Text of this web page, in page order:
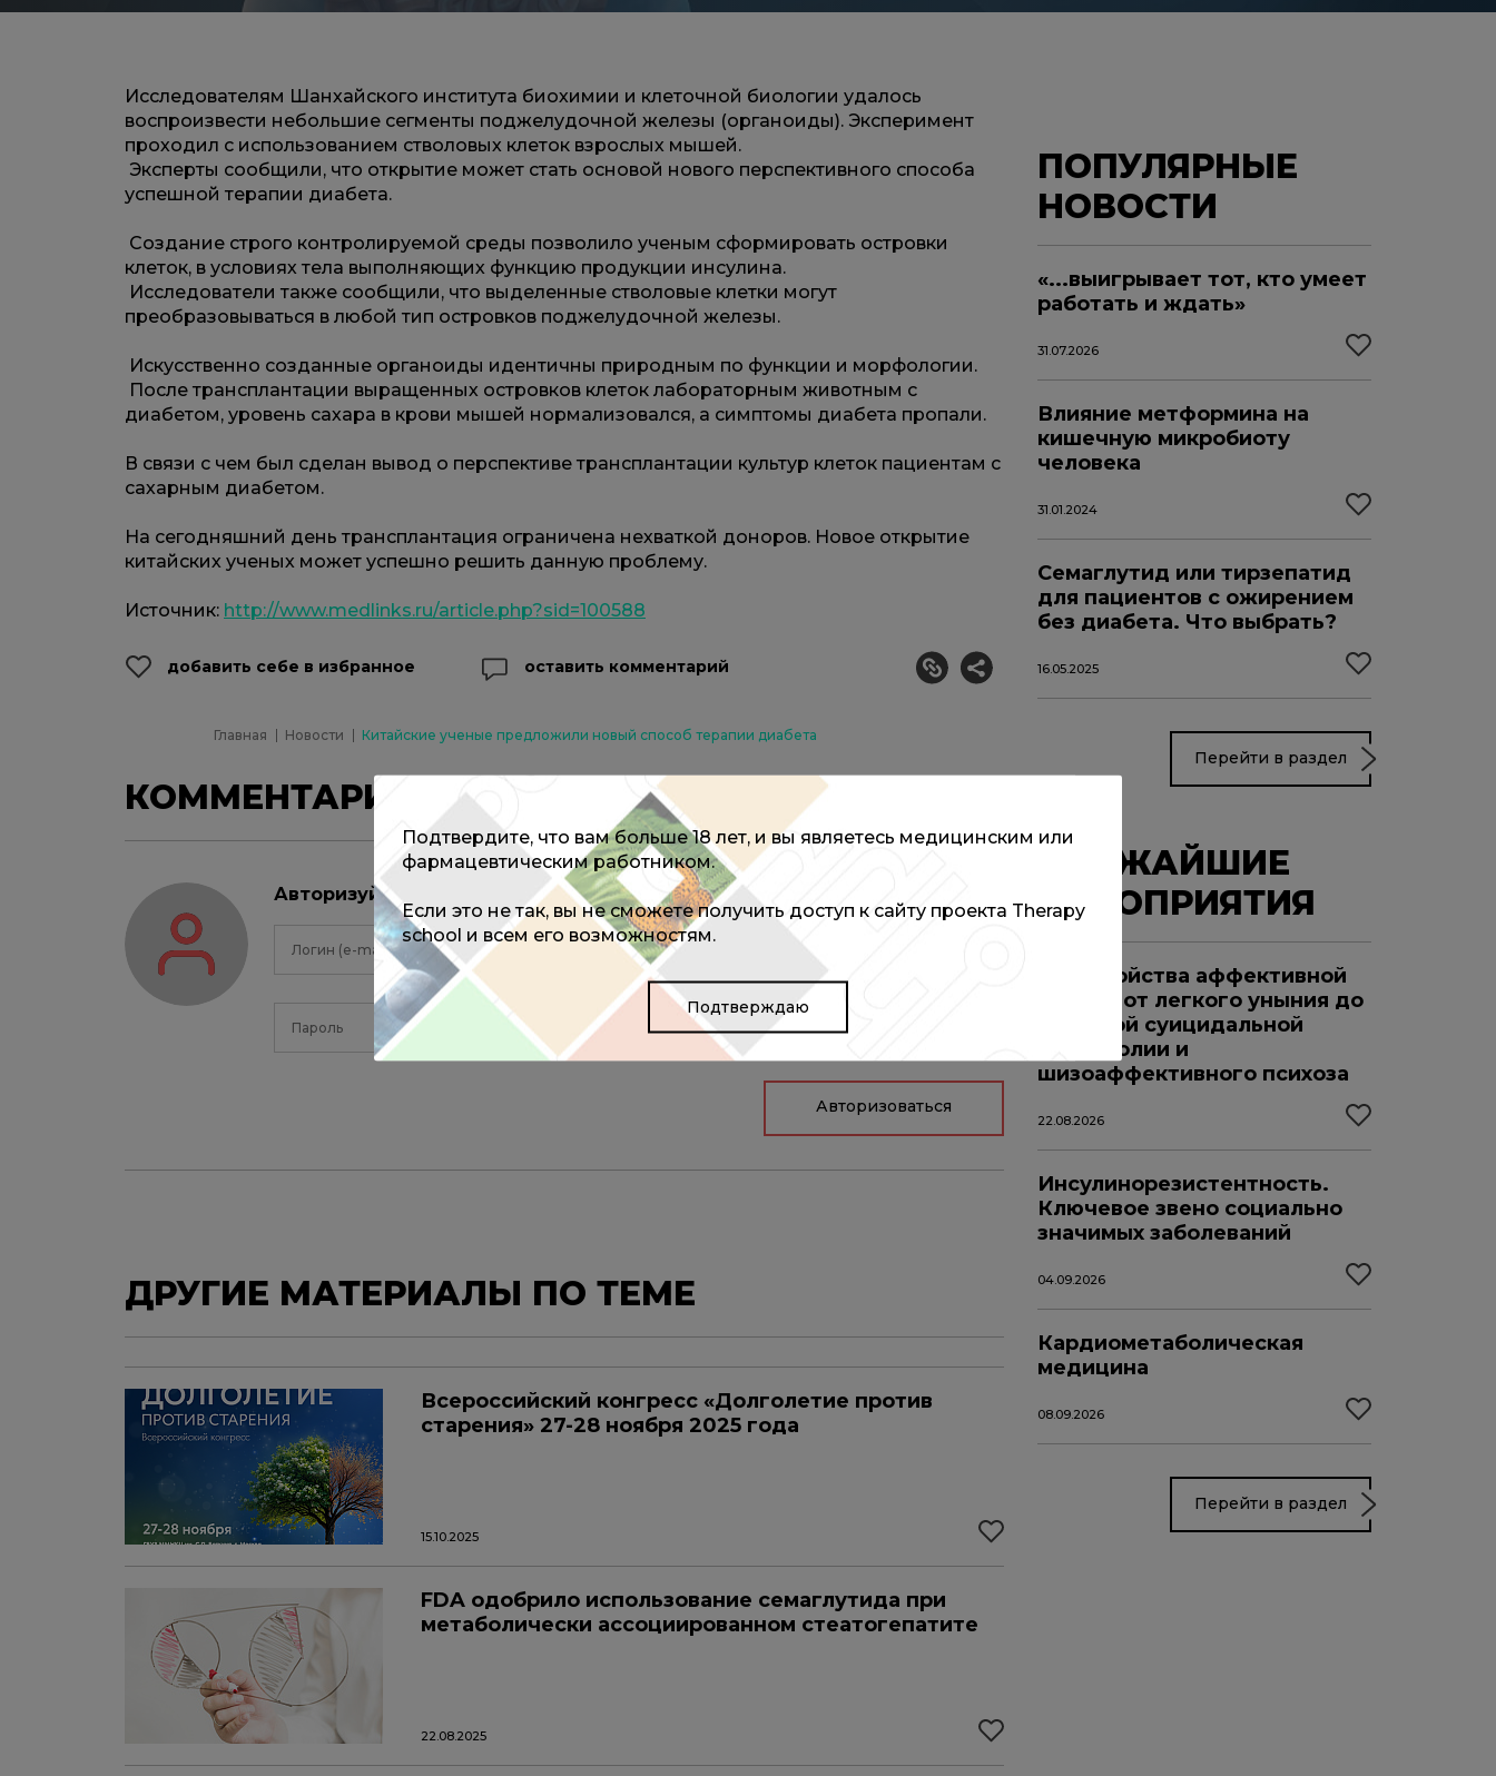
Исследователям Шанхайского института биохимии и клеточной биологии удалось
воспроизвести небольшие сегменты поджелудочной железы (органоиды). Эксперимент
проходил с использованием стволовых клеток взрослых мышей.
Эксперты сообщили, что открытие может стать основой нового перспективного способа
успешной терапии диабета.
Создание строго контролируемой среды позволило ученым сформировать островки
клеток, в условиях тела выполняющих функцию продукции инсулина.
Исследователи также сообщили, что выделенные стволовые клетки могут
преобразовываться в любой тип островков поджелудочной железы.
Искусственно созданные органоиды идентичны природным по функции и морфологии.
После трансплантации выращенных островков клеток лабораторным животным с
диабетом, уровень сахара в крови мышей нормализовался, а симптомы диабета пропали.
В связи с чем был сделан вывод о перспективе трансплантации культур клеток пациентам с
сахарным диабетом.
На сегодняшний день трансплантация ограничена нехваткой доноров. Новое открытие
китайских ученых может успешно решить данную проблему.
Источник: http://www.medlinks.ru/article.php?sid=100588
добавить себе в избранное оставить комментарий
Главная Новости Китайские ученые предложили новый способ терапии диабета
КОММЕНТАРИИ
Авторизуйтесь, чтобы оставить комментарий
Авторизоваться
ДРУГИЕ МАТЕРИАЛЫ ПО ТЕМЕ
Всероссийский конгресс «Долголетие против
старения» 27-28 ноября 2025 года
15.10.2025
FDA одобрило использование семаглутида при
метаболически ассоциированном стеатогепатите
22.08.2025
ПОПУЛЯРНЫЕ
НОВОСТИ
«...выигрывает тот, кто умеет
работать и ждать»
31.07.2026
Влияние метформина на
кишечную микробиоту
человека
31.01.2024
Семаглутид или тирзепатид
для пациентов с ожирением
без диабета. Что выбрать?
16.05.2025
Перейти в раздел
БЛИЖАЙШИЕ
МЕРОПРИЯТИЯ
Расстройства аффективной
сферы: от легкого уныния до
глубокой суицидальной
меланхолии и
шизоаффективного психоза
22.08.2026
Инсулинорезистентность.
Ключевое звено социально
значимых заболеваний
04.09.2026
Кардиометаболическая
медицина
08.09.2026
Перейти в раздел
Подтвердите, что вам больше 18 лет, и вы являетесь медицинским или
фармацевтическим работником.
Если это не так, вы не сможете получить доступ к сайту проекта Therapy
school и всем его возможностям.
Подтверждаю